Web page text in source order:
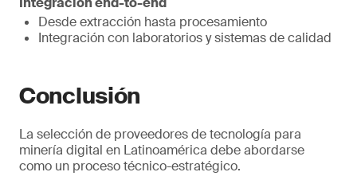
Desde extracción hasta procesamiento
Integración con laboratorios y sistemas de calidad
Conclusión
La selección de proveedores de tecnología para
minería digital en Latinoamérica debe abordarse
como un proceso técnico-estratégico.